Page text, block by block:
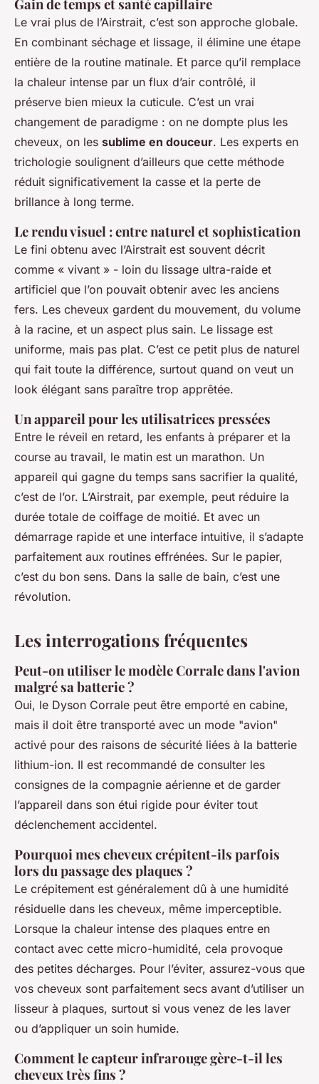
Gain de temps et santé capillaire
Le vrai plus de l’Airstrait, c’est son approche globale.
En combinant séchage et lissage, il élimine une étape
entière de la routine matinale. Et parce qu’il remplace
la chaleur intense par un flux d’air contrôlé, il
préserve bien mieux la cuticule. C’est un vrai
changement de paradigme : on ne dompte plus les
cheveux, on les sublime en douceur. Les experts en
trichologie soulignent d’ailleurs que cette méthode
réduit significativement la casse et la perte de
brillance à long terme.
Le rendu visuel : entre naturel et sophistication
Le fini obtenu avec l’Airstrait est souvent décrit
comme « vivant » - loin du lissage ultra-raide et
artificiel que l’on pouvait obtenir avec les anciens
fers. Les cheveux gardent du mouvement, du volume
à la racine, et un aspect plus sain. Le lissage est
uniforme, mais pas plat. C’est ce petit plus de naturel
qui fait toute la différence, surtout quand on veut un
look élégant sans paraître trop apprêtée.
Un appareil pour les utilisatrices pressées
Entre le réveil en retard, les enfants à préparer et la
course au travail, le matin est un marathon. Un
appareil qui gagne du temps sans sacrifier la qualité,
c’est de l’or. L’Airstrait, par exemple, peut réduire la
durée totale de coiffage de moitié. Et avec un
démarrage rapide et une interface intuitive, il s’adapte
parfaitement aux routines effrénées. Sur le papier,
c’est du bon sens. Dans la salle de bain, c’est une
révolution.
Les interrogations fréquentes
Peut-on utiliser le modèle Corrale dans l'avion
malgré sa batterie ?
Oui, le Dyson Corrale peut être emporté en cabine,
mais il doit être transporté avec un mode "avion"
activé pour des raisons de sécurité liées à la batterie
lithium-ion. Il est recommandé de consulter les
consignes de la compagnie aérienne et de garder
l’appareil dans son étui rigide pour éviter tout
déclenchement accidentel.
Pourquoi mes cheveux crépitent-ils parfois
lors du passage des plaques ?
Le crépitement est généralement dû à une humidité
résiduelle dans les cheveux, même imperceptible.
Lorsque la chaleur intense des plaques entre en
contact avec cette micro-humidité, cela provoque
des petites décharges. Pour l’éviter, assurez-vous que
vos cheveux sont parfaitement secs avant d’utiliser un
lisseur à plaques, surtout si vous venez de les laver
ou d’appliquer un soin humide.
Comment le capteur infrarouge gère-t-il les
cheveux très fins ?